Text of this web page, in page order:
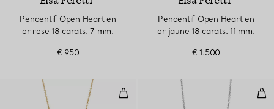
Pendentif Open Heart en
or rose 18 carats. 7 mm.
€ 950
Pendentif Open Heart en
or jaune 18 carats. 11 mm.
€ 1.500
Pendentif Plume en or jaune 18